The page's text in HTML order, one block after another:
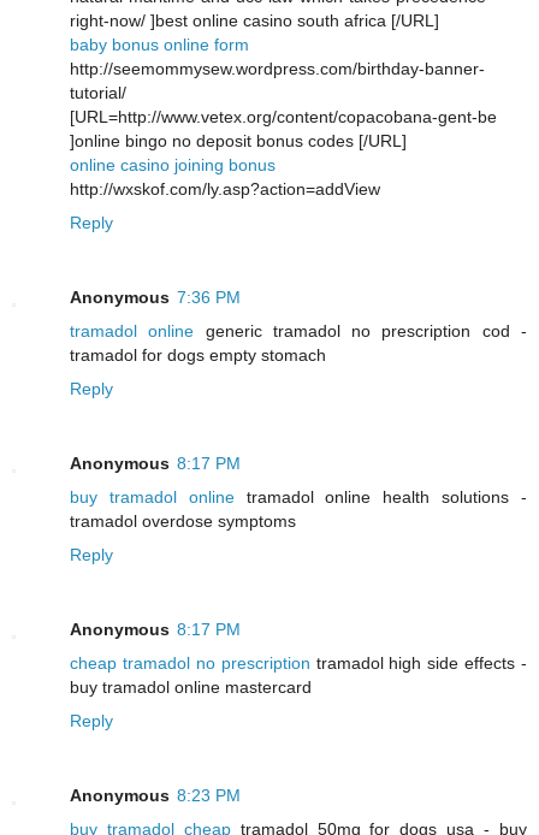
right-now/ ]best online casino south africa [/URL]
baby bonus online form
http://seemommysew.wordpress.com/birthday-banner-
tutorial/
[URL=http://www.vetex.org/content/copacobana-gent-be
]online bingo no deposit bonus codes [/URL]
online casino joining bonus
http://wxskof.com/ly.asp?action=addView
Reply
Anonymous 7:36 PM
tramadol online generic tramadol no prescription cod -
tramadol for dogs empty stomach
Reply
Anonymous 8:17 PM
buy tramadol onlinetramadol online health solutions -
tramadol overdose symptoms
Reply
Anonymous 8:17 PM
cheap tramadol no prescription tramadol high side effects -
buy tramadol online mastercard
Reply
Anonymous 8:23 PM
buy tramadol cheaptramadol 50mg for dogs usa - buy